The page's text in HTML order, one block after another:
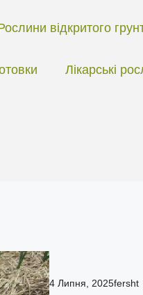
відкритого
Лікарські
4 Липня, 2025fersht